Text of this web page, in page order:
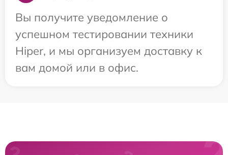
Вы получите уведомление о
успешном тестировании техники
Hiper, и мы организуем доставку к
вам домой или в офис.